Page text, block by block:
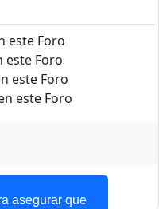
asegurar que
este Foro
este Foro
este Foro
este Foro